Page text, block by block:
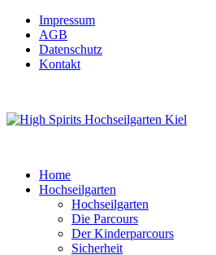
Impressum
AGB
Datenschutz
Kontakt
Home
Hochseilgarten
Hochseilgarten
Die Parcours
Der Kinderparcours
Sicherheit